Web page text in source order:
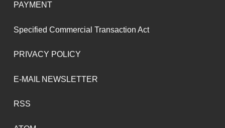
PAYMENT
Specified Commercial Transaction Act
PRIVACY POLICY
E-MAIL NEWSLETTER
RSS